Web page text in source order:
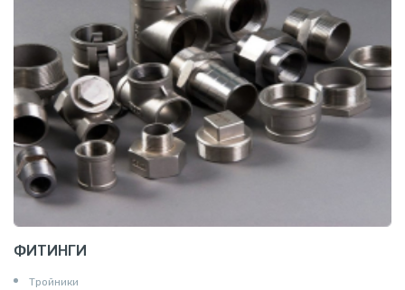
ФИТИНГИ
Тройники